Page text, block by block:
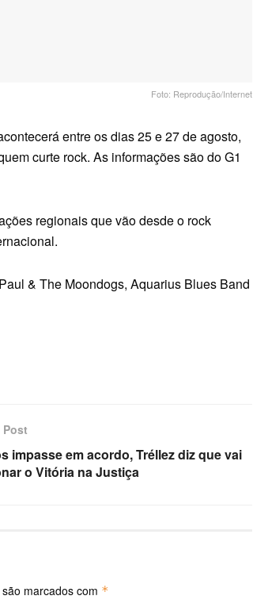
Foto: Reprodução/Internet
entre os dias 25 e 27 de agosto,
curte rock. As informações são do G1
regionais que vão desde o rock
& The Moondogs, Aquarius Blues Band
Post
impasse em acordo, Tréllez diz que vai
o Vitória na Justiça
marcados com *